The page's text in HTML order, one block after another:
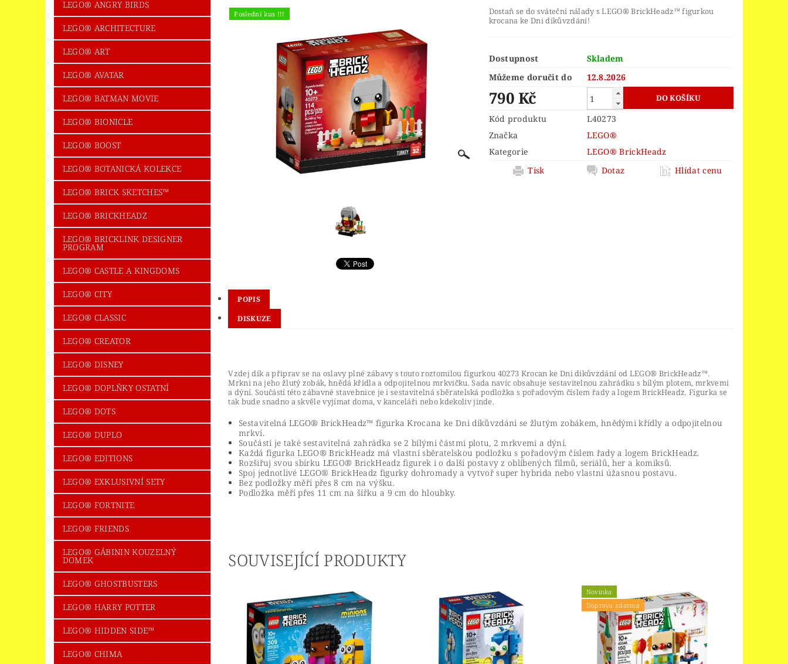
LEGO® ICONS/CREATOR EXPERT
LEGO® LED SVÍTÍCÍ KLÍČENKY
LEGO® LORD OF THE RINGS
LEGO® MINDSTORMS
LEGO® MINECRAFT
LEGO® MINIFIGURKY LEGO® MINIONS LEGO® MODULAR BUILDINGS
LEGO® NEXO KNIGHTS
LEGO® NIKE LEGO® NINJAGO A NINJAGO MOVIE LEGO® ONE PIECE
LEGO® PIRATES OF THE CARIBBEAN
LEGO® POKÉMON™ LEGO® POLYBAG (SÁČKY)
LEGO® POWER FUNCTIONS
LEGO® POWERPUFF GIRLS™
LEGO® PŘÍVĚŠKY NA KLÍČE A MAGNETKY
LEGO® SCULPTURES
LEGO® SEASONAL + HOLIDAY
LEGO® SHREK LEGO® SONIC THE HEDGEHOG™
LEGO® SPEED CHAMPIONS
LEGO® SPOLEČENSKÉ HRY
LEGO® SPONGE BOB LEGO® STAR WARS
LEGO® STRANGER THINGS
LEGO® SUPER HEROES
LEGO® SUPER MARIO™ LEGO® TECHNIC
LEGO® THE LEGEND OF ZELDA™
LEGO® THE LEGO MOVIE
LEGO® TROLLS WORLD TOUR
LEGO® WEDNESDAY
SBĚRATELSKÉ KARTY - FOTBAL
UPOMÍNKOVÉ PŘEDMĚTY
OBCHODNÍ PODMÍNKY
NAPIŠTE NÁM KONTAKTY HODNOCENÍ OBCHODU
LEGO® ANGRY BIRDS
LEGO® ARCHITECTURE
LEGO® ART
LEGO® AVATAR
LEGO® BATMAN MOVIE
LEGO® BIONICLE
LEGO® BOOST
LEGO® BOTANICKÁ KOLEKCE
LEGO® BRICK SKETCHES™
LEGO® BRICKHEADZ
LEGO® BRICKLINK DESIGNER
PROGRAM
LEGO® CASTLE A KINGDOMS
LEGO® CITY
LEGO® CLASSIC
LEGO® CREATOR
LEGO® DISNEY
LEGO® DOPLŇKY OSTATNÍ
LEGO® DOTS
LEGO® DUPLO
LEGO® EDITIONS
LEGO® EXKLUSIVNÍ SETY
LEGO® FORTNITE
LEGO® FRIENDS
LEGO® GÁBININ KOUZELNÝ
DOMEK
LEGO® GHOSTBUSTERS
LEGO® HARRY POTTER
LEGO® HIDDEN SIDE™
LEGO® CHIMA
Poslední kus !!!
Dostaň se do sváteční nálady s LEGO® BrickHeadz™ figurkou
krocana ke Dni díkůvzdání!
Dostupnost
Skladem
Můžeme doručit do
12.8.2026
790 Kč
Kód produktu
L40273
Značka
LEGO®
Kategorie
LEGO® BrickHeadz
Tisk
Dotaz Hlídat cenu
POPIS
DISKUZE
Vzdej dík a připrav se na oslavy plné zábavy s touto roztomilou figurkou 40273 Krocan ke Dni díkůvzdání od LEGO® BrickHeadz™.
Mrkni na jeho žlutý zobák, hnědá křídla a odpojitelnou mrkvičku. Sada navíc obsahuje sestavitelnou zahrádku s bílým plotem, mrkvemi
a dýní. Součástí této zábavné stavebnice je i sestavitelná sběratelská podložka s pořadovým číslem řady a logem BrickHeadz. Figurka se
tak bude snadno a skvěle vyjímat doma, v kanceláři nebo kdekoliv jinde.
Sestavitelná LEGO® BrickHeadz™ figurka Krocana ke Dni díkůvzdání se žlutým zobákem, hnědými křídly a odpojitelnou
mrkví.
Součástí je také sestavitelná zahrádka se 2 bílými částmi plotu, 2 mrkvemi a dýní.
Každá figurka LEGO® BrickHeadz má vlastní sběratelskou podložku s pořadovým číslem řady a logem BrickHeadz.
Rozšiřuj svou sbírku LEGO® BrickHeadz figurek i o další postavy z oblíbených filmů, seriálů, her a komiksů.
Spoj jednotlivé LEGO® BrickHeadz figurky dohromady a vytvoř super hybrida nebo vlastní úžasnou postavu.
Bez podložky měří přes 8 cm na výšku.
Podložka měří přes 11 cm na šířku a 9 cm do hloubky.
SOUVISEJÍCÍ PRODUKTY
Novinka
Doprava zdarma